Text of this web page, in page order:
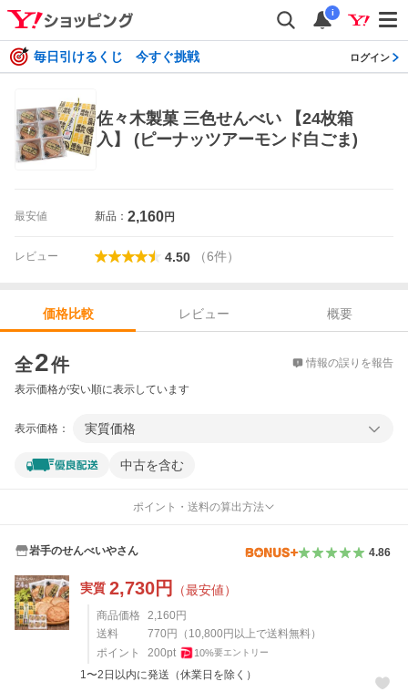
i
毎日引けるくじ 今すぐ挑戦 ログイン
佐々木製菓 三色せんべい 【24枚箱
入】 (ピーナッツアーモンド白ごま)
最安値 新品： 2,160円
レビュー 4.50 （6件）
価格比較 レビュー
概要
全2件 情報の誤りを報告
表示価格が安い順に表示しています
表示価格： 実質価格
中古を含む
ポイント・送料の算出方法
岩手のせんべいやさん 4.86
実質 2,730円 （最安値）
商品価格 2,160 円
送料
770 円 （ 10,800 円以上で送料無料）
ポイント
200pt 10%要エントリー
1〜2日以内に発送（休業日を除く）